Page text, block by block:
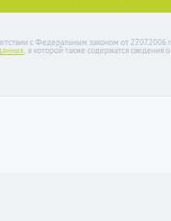
с Федеральным законом от
, в которой также содержатся